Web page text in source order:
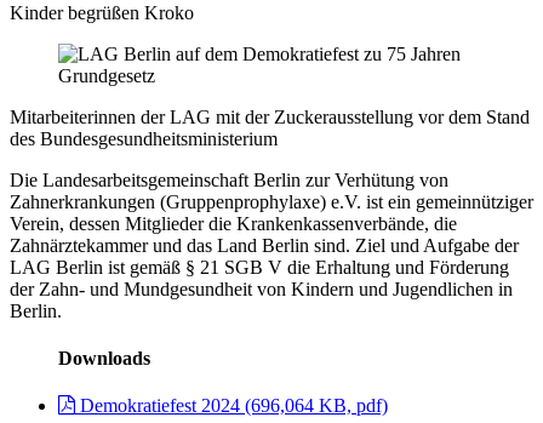
Kinder begrüßen Kroko
Mitarbeiterinnen der LAG mit der Zuckerausstellung vor dem Stand
des Bundesgesundheitsministerium
Die Landesarbeitsgemeinschaft Berlin zur Verhütung von
Zahnerkrankungen (Gruppenprophylaxe) e.V. ist ein gemeinnütziger
Verein, dessen Mitglieder die Krankenkassenverbände, die
Zahnärztekammer und das Land Berlin sind. Ziel und Aufgabe der
LAG Berlin ist gemäß § 21 SGB V die Erhaltung und Förderung
der Zahn- und Mundgesundheit von Kindern und Jugendlichen in
Berlin.
Downloads
Demokratiefest 2024 (696,064 KB, pdf)